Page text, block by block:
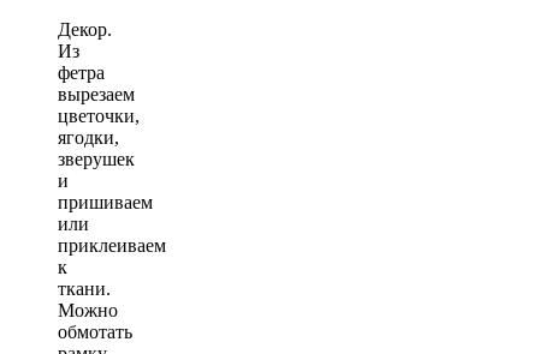
Декор.
Из
фетра
вырезаем
цветочки,
ягодки,
зверушек
и
пришиваем
или
приклеиваем
к
ткани.
Можно
обмотать